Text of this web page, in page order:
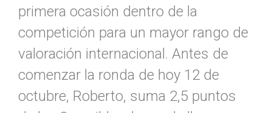
primera ocasión dentro de la
competición para un mayor rango de
valoración internacional. Antes de
comenzar la ronda de hoy 12 de
octubre, Roberto, suma 2,5 puntos